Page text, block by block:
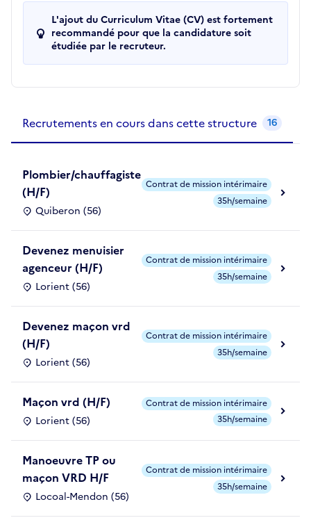
L'ajout du Curriculum Vitae (CV) est fortement
recommandé pour que la candidature soit
étudiée par le recruteur.
Recrutements en cours dans cette structure 16
Plombier/chauffagiste
(H/F)
Quiberon (56)
Contrat de mission intérimaire
35h/semaine
Devenez menuisier
agenceur (H/F)
Lorient (56)
Contrat de mission intérimaire
35h/semaine
Devenez maçon vrd
(H/F)
Lorient (56)
Contrat de mission intérimaire
35h/semaine
Maçon vrd (H/F)
Lorient (56)
Contrat de mission intérimaire
35h/semaine
Manoeuvre TP ou
maçon VRD H/F
Locoal-Mendon (56)
Contrat de mission intérimaire
35h/semaine